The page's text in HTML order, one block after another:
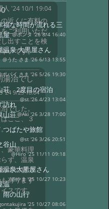
人 '24 10/1 19:04
近くに有料の
ご利用いただ
出すことを検
いです。
治でし
'24 9/25 18:04
でした。
ここ、３
豪華料理
ず、温泉
ての宿で
有ります
スです。
福な時間が流れる三
屋 @ポンタ '26 8/4 16:40
温泉 大黒屋さん
@うた さま '26 6/13 13:55
ポパイ さま '26 5/26 19:30
荘 2度目の宿泊
@st '26 4/23 13:04
訪れ
山荘@Aki '26 3/28 17:00
ばたや旅館
@st '26 3/26 20:51
谷山
@Hiro '25 11/11 09:18
温泉大黒屋さん
@やま '25 10/27 10:23
温
の山行
'25 10/27 08:06